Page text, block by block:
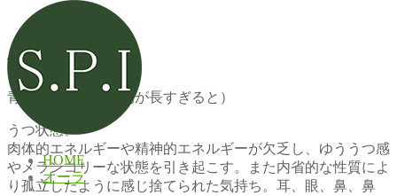
HOME
オーラ
青紫濁り
青紫濁り（停滞時期が長すぎると）
うつ状態。
肉体的エネルギーや精神的エネルギーが欠乏し、ゆううつ感
やメランコリーな状態を引き起こす。また内省的な性質によ
り孤立したように感じ捨てられた気持ち。耳、眼、鼻、鼻